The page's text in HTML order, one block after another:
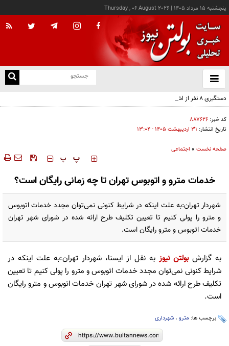
پنجشنبه ۱۵ مرداد ۱۴۰۵ |
Thursday , 06 August 2026
باز
و
دستگیری ۸ نفر از اشرار مسلح شاخص و مرتبطین گروهک‌های تروریستی
کد خبر: ۸۸۷۶۲۶
تاریخ انتشار: ۳۱ ارديبهشت ۱۴۰۵ - ۱۳:۰۴
صفحه نخست » اجتماعی
‍‍‍ پ پ
خدمات مترو و اتوبوس تهران تا چه زمانی رایگان است؟
شهردار تهران:به علت اینکه در شرایط کنونی نمی‌توان مجدد خدمات اتوبوس
و مترو را پولی کنیم تا تعیین تکلیف طرح ارائه شده در شورای شهر تهران
خدمات اتوبوس و مترو رایگان است.
به گزارشبولتن نیوز به نقل از ایسنا، شهردار تهران:به علت اینکه در
شرایط کنونی نمی‌توان مجدد خدمات اتوبوس و مترو را پولی کنیم تا تعیین
تکلیف طرح ارائه شده در شورای شهر تهران خدمات اتوبوس و مترو رایگان
است.
برچسب ها: مترو ، شهرداری‌